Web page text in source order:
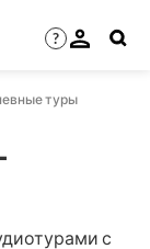
?
туры
с